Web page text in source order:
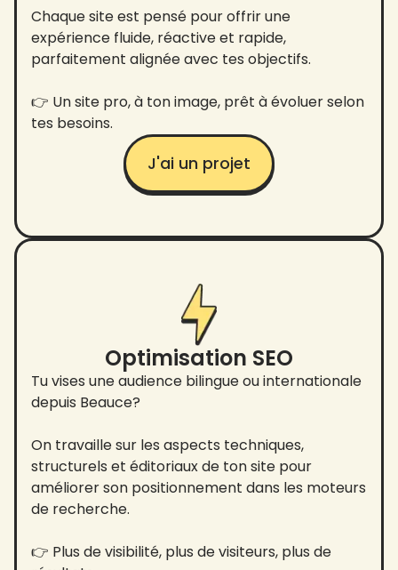
Chaque site est pensé pour offrir une
expérience fluide, réactive et rapide,
parfaitement alignée avec tes objectifs.
👉 Un site pro, à ton image, prêt à évoluer selon
tes besoins.
J'ai un projet
Optimisation SEO
Tu vises une audience bilingue ou internationale
depuis Beauce?
On travaille sur les aspects techniques,
structurels et éditoriaux de ton site pour
améliorer son positionnement dans les moteurs
de recherche.
👉 Plus de visibilité, plus de visiteurs, plus de